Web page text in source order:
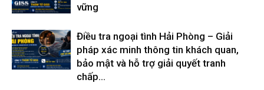
vững
Điều tra ngoại tình Hải Phòng – Giải
pháp xác minh thông tin khách quan,
bảo mật và hỗ trợ giải quyết tranh
chấp...